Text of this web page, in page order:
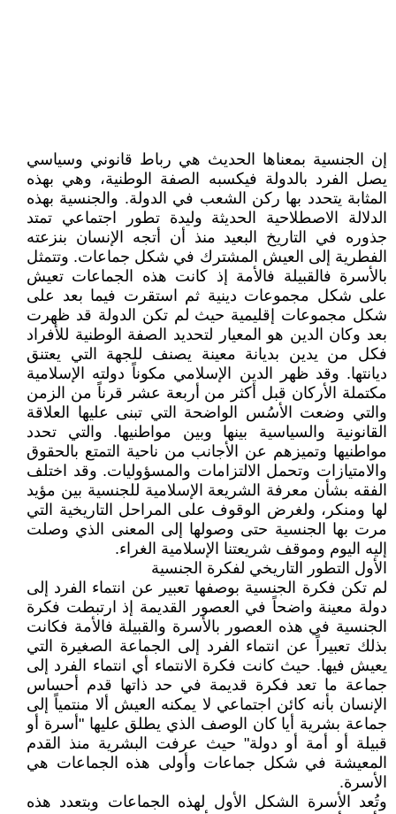
إن الجنسية بمعناها الحديث هي رباط قانوني وسياسي
يصل الفرد بالدولة فيكسبه الصفة الوطنية، وهي بهذه
المثابة يتحدد بها ركن الشعب في الدولة. والجنسية بهذه
الدلالة الاصطلاحية الحديثة وليدة تطور اجتماعي تمتد
جذوره في التاريخ البعيد منذ أن أتجه الإنسان بنزعته
الفطرية إلى العيش المشترك في شكل جماعات. وتتمثل
بالأسرة فالقبيلة فالأمة إذ كانت هذه الجماعات تعيش
على شكل مجموعات دينية ثم استقرت فيما بعد على
شكل مجموعات إقليمية حيث لم تكن الدولة قد ظهرت
بعد وكان الدين هو المعيار لتحديد الصفة الوطنية للأفراد
فكل من يدين بديانة معينة يصنف للجهة التي يعتنق
ديانتها. وقد ظهر الدين الإسلامي مكوناً دولته الإسلامية
مكتملة الأركان قبل أكثر من أربعة عشر قرناً من الزمن
والتي وضعت الأسُس الواضحة التي تبنى عليها العلاقة
القانونية والسياسية بينها وبين مواطنيها. والتي تحدد
مواطنيها وتميزهم عن الأجانب من ناحية التمتع بالحقوق
والامتيازات وتحمل الالتزامات والمسؤوليات. وقد اختلف
الفقه بشأن معرفة الشريعة الإسلامية للجنسية بين مؤيد
لها ومنكر، ولغرض الوقوف على المراحل التاريخية التي
مرت بها الجنسية حتى وصولها إلى المعنى الذي وصلت
إليه اليوم وموقف شريعتنا الإسلامية الغراء.
الأول التطور التاريخي لفكرة الجنسية
لم تكن فكرة الجنسية بوصفها تعبير عن انتماء الفرد إلى
دولة معينة واضحاً في العصور القديمة إذ ارتبطت فكرة
الجنسية في هذه العصور بالأسرة والقبيلة فالأمة فكانت
بذلك تعبيراً عن انتماء الفرد إلى الجماعة الصغيرة التي
يعيش فيها. حيث كانت فكرة الانتماء أي انتماء الفرد إلى
جماعة ما تعد فكرة قديمة في حد ذاتها قدم أحساس
الإنسان بأنه كائن اجتماعي لا يمكنه العيش ألا منتمياً إلى
جماعة بشرية أيا كان الوصف الذي يطلق عليها "أسرة أو
قبيلة أو أمة أو دولة" حيث عرفت البشرية منذ القدم
المعيشة في شكل جماعات وأولى هذه الجماعات هي
الأسرة.
وتُعد الأسرة الشكل الأول لهذه الجماعات وبتعدد هذه